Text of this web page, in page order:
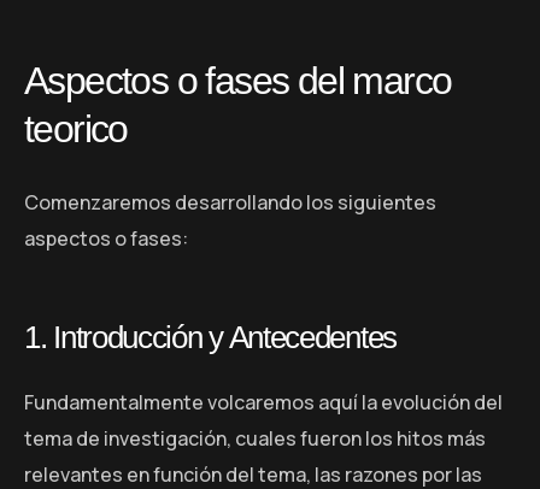
Aspectos o fases del marco
teorico
Comenzaremos desarrollando los siguientes
aspectos o fases:
1. Introducción y Antecedentes
Fundamentalmente volcaremos aquí la evolución del
tema de investigación, cuales fueron los hitos más
relevantes en función del tema, las razones por las